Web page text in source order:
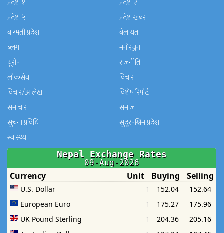
प्रदेश ५
प्रदेश खबर
बाग्मती प्रदेश
बेलायत
ब्लग
मनाेरञ्जन
यूरोप
राजनीति
लोकसेवा
विचार
विचार/आलेख
विशेष रिपोर्ट
समाचार
समाज
सुचना प्रविधि
सुदूरपश्चिम प्रदेश
स्वास्थ्य